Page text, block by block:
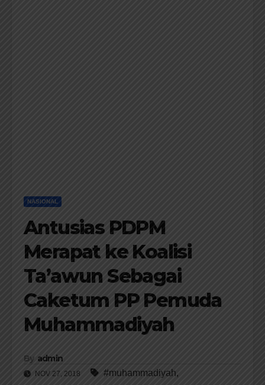
NASIONAL
Antusias PDPM
Merapat ke Koalisi
Ta’awun Sebagai
Caketum PP Pemuda
Muhammadiyah
By admin
NOV 27, 2018 #muhammadiyah,